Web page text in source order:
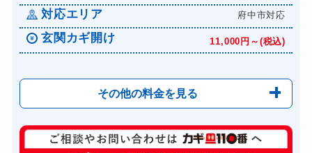
対応エリア 府中市対応
玄関カギ開け 11,000円～(税込)
その他の料金を見る
玄関カギ修理 8,800円～(税込)